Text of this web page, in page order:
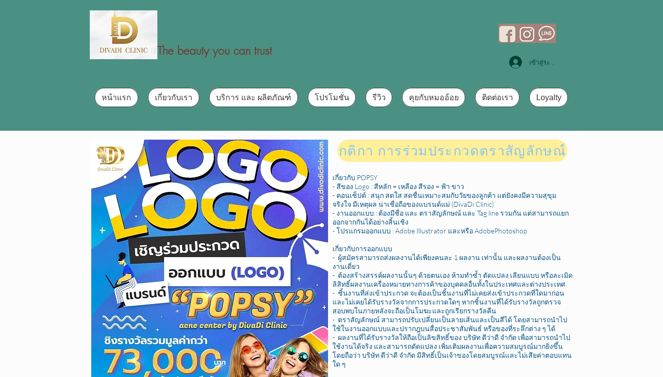
The beauty you can trust
เข้าสู่ระบบ
หน้าแรก เกี่ยวกับเรา บริการ และ ผลิตภัณฑ์ โปรโมชั่น รีวิว คุยกับหมออ้อย ติดต่อเรา Loyalty
กติกา การร่วมประกวดตราสัญลักษณ์
เกี่ยวกับ POPSY
- สีของ Logo : สีหลัก = เหลือง สีรอง = ฟ้า ขาว
- คอนเซ็ปต์ : สนุก สดใส สดชื่นเหมาะสมกับวัยของลูกค้า แต่ยังคงมีความสุขุม
จริงใจ มีเหตุผล น่าเชื่อถือของแบรนด์แม่ (DivaDi Clinic)
- งานออกแบบ : ต้องมีชื่อ และ ตราสัญลักษณ์ และ Tag line รวมกัน แต่สามารถแยก
ออกจากกันได้อย่างสิ้นเชิง
- โปรแกรมออกแบบ : Adobe Illustrator และหรือ AdobePhotoshop
เกี่ยวกับการออกแบบ
- ผู้สมัครสามารถส่งผลงานได้เพียงคนละ 1 ผลงาน เท่านั้น และผลงานต้องเป็น
งานเดี่ยว
- ต้องสร้างสรรค์ผลงานนั้นๆ ด้วยตนเอง ห้ามทำซ้ำ ตัดแปลง เลียนแบบ หรือละเมิด
ลิสิทธิ์ผลงานเครื่องหมายทางการค้าของบุคคลอื่นทั้งในประเทศและต่างประเทศ
- ชิ้นงานที่ส่งเข้าประกวด จะต้องเป็นชิ้นงานที่ไม่เคยส่งเข้าประกวดที่ใดมาก่อน
และไม่เคยได้รับรางวัลจากการประกวดใดๆ หากชิ้นงานที่ได้รับรางวัลถูกตรวจ
สอบพบในภายหลังจะถือเป็นโมฆะและถูกเรียกรางวัลคืน
- ตราสัญลักษณ์ สามารถปรับเปลี่ยนเป็นลายเส้นและเป็นสีได้ โดยสามารถนำไป
ใช้ในงานออกแบบและปรากฎบนสื่อประชาสัมพันธ์ หรือของที่ระลึกต่าง ๆ ได้
- ผลงานที่ได้รับรางวัลให้ถือเป็นลิขสิทธิ์ของ บริษัท ดีว่าดี จำกัด เพื่อสามารถนำไป
ใช้งานได้จริง และสามารถดัดแปลง เพิ่มเติมผลงานเพื่อความสมบูรณ์มากยิ่งขึ้น
โดยถือว่า บริษัท ดีว่าดี จำกัด มีสิทธิ์เป็นเจ้าของโดยสมบูรณ์และไม่เสียค่าตอบแทน
ใด ๆ